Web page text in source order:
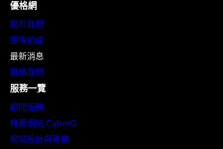
優格網
關於我們
團隊組成
最新消息
聯絡我們
服務一覽
顧問服務
推薦網站:CyberQ
網站設計與建構